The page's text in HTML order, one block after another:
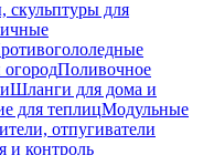
скульптуры для
Поливочное
Шланги для дома и
для теплицМодульные
отпугиватели
и контроль